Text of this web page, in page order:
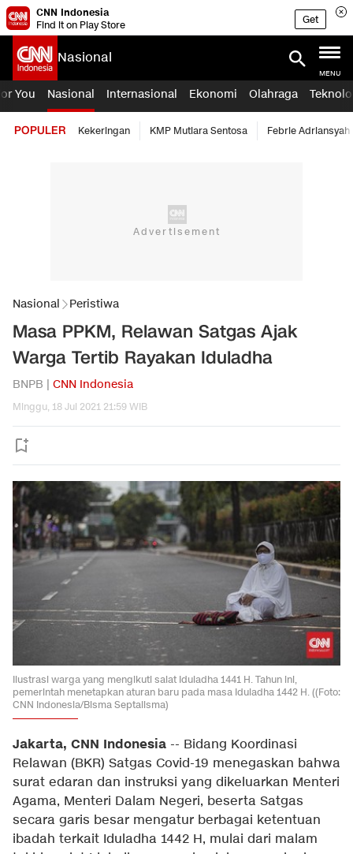
CNN Indonesia
Find it on Play Store
Get
Nasional
MENU
You Nasional Internasional Ekonomi Olahraga
POPULER Kekeringan KMP Mutiara Sentosa Febrie Adriansyah
Nasional Peristiwa
Masa PPKM, Relawan Satgas Ajak
Warga Tertib Rayakan Iduladha
BNPB | CNN Indonesia
Minggu, 18 Jul 2021 21:59 WIB
Ilustrasi warga yang mengikuti salat Iduladha 1441 H. Tahun ini,
pemerintah menetapkan aturan baru pada masa Iduladha 1442 H. ((Foto:
CNN Indonesia/Bisma Septalisma)
Jakarta, CNN Indonesia -- Bidang Koordinasi
Relawan (BKR) Satgas Covid-19 menegaskan bahwa
surat edaran dan instruksi yang dikeluarkan Menteri
Agama, Menteri Dalam Negeri, beserta Satgas
secara garis besar mengatur berbagai ketentuan
ibadah terkait Iduladha 1442 H, mulai dari malam